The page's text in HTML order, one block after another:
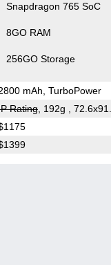
Snapdragon 765 SoC
8GO RAM
256GO Storage
mAh, TurboPower
Rating, 192g ,